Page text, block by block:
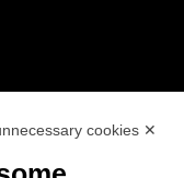
cookies ✕